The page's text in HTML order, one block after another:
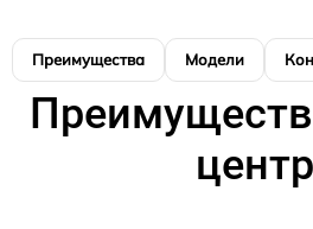
Преимущества Модели